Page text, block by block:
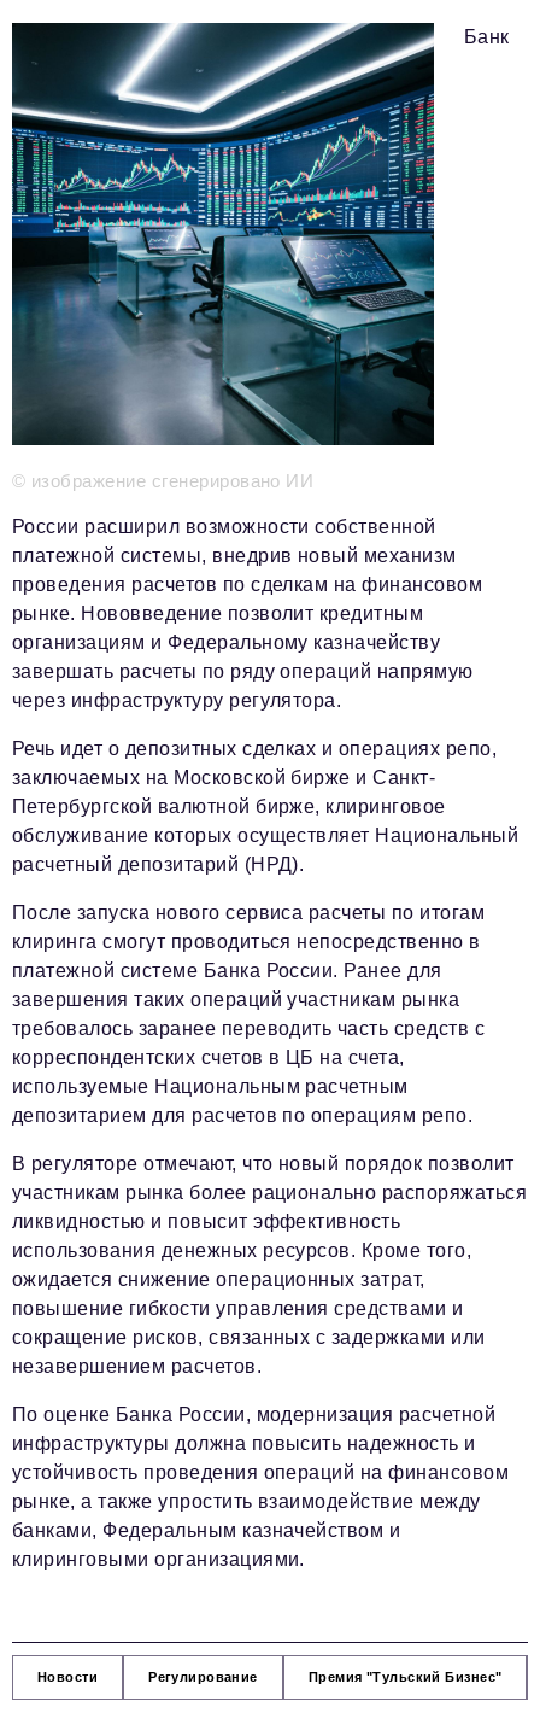
Видео
Телефон редакции:+7 495 727-01-67
Электронные почты редакции:
Информационный отдел
info@business-magazine.online
Отдел рекламы
reklama@business-magazine.online
Отдел распространения/редакционная подписка
podpiska@business-magazine.online
Отдел по работе с партнерами
partner@business-magazine.online
© изображение сгенерировано ИИ
Банк
России расширил возможности собственной
платежной системы, внедрив новый механизм
проведения расчетов по сделкам на финансовом
рынке. Нововведение позволит кредитным
организациям и Федеральному казначейству
завершать расчеты по ряду операций напрямую
через инфраструктуру регулятора.
Речь идет о депозитных сделках и операциях репо,
заключаемых на Московской бирже и Санкт-
Петербургской валютной бирже, клиринговое
обслуживание которых осуществляет Национальный
расчетный депозитарий (НРД).
После запуска нового сервиса расчеты по итогам
клиринга смогут проводиться непосредственно в
платежной системе Банка России. Ранее для
завершения таких операций участникам рынка
требовалось заранее переводить часть средств с
корреспондентских счетов в ЦБ на счета,
используемые Национальным расчетным
депозитарием для расчетов по операциям репо.
В регуляторе отмечают, что новый порядок позволит
участникам рынка более рационально распоряжаться
ликвидностью и повысит эффективность
использования денежных ресурсов. Кроме того,
ожидается снижение операционных затрат,
повышение гибкости управления средствами и
сокращение рисков, связанных с задержками или
незавершением расчетов.
По оценке Банка России, модернизация расчетной
инфраструктуры должна повысить надежность и
устойчивость проведения операций на финансовом
рынке, а также упростить взаимодействие между
банками, Федеральным казначейством и
клиринговыми организациями.
Новости Регулирование Премия "Тульский Бизнес"